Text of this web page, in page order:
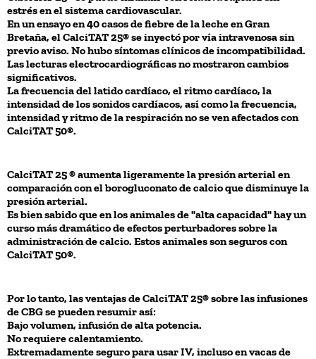
estrés en el sistema cardiovascular.
En un ensayo en 40 casos de fiebre de la leche en Gran
Bretaña, el CalciTAT 25® se inyectó por vía intravenosa sin
previo aviso. No hubo síntomas clínicos de incompatibilidad.
Las lecturas electrocardiográficas no mostraron cambios
significativos.
La frecuencia del latido cardíaco, el ritmo cardíaco, la
intensidad de los sonidos cardíacos, así como la frecuencia,
intensidad y ritmo de la respiración no se ven afectados con
CalciTAT 50®.
CalciTAT 25 ® aumenta ligeramente la presión arterial en
comparación con el borogluconato de calcio que disminuye la
presión arterial.
Es bien sabido que en los animales de "alta capacidad" hay un
curso más dramático de efectos perturbadores sobre la
administración de calcio. Estos animales son seguros con
CalciTAT 50®.
Por lo tanto, las ventajas de CalciTAT 25® sobre las infusiones
de CBG se pueden resumir así:
Bajo volumen, infusión de alta potencia.
No requiere calentamiento.
Extremadamente seguro para usar IV, incluso en vacas de